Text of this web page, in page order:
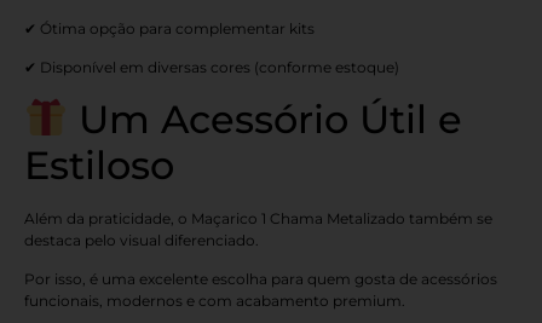
✔ Ótima opção para complementar kits
✔ Disponível em diversas cores (conforme estoque)
Um Acessório Útil e
Estiloso
Além da praticidade, o Maçarico 1 Chama Metalizado também se
destaca pelo visual diferenciado.
Por isso, é uma excelente escolha para quem gosta de acessórios
funcionais, modernos e com acabamento premium.